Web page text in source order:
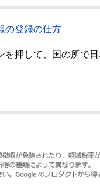
を押して、国の所で